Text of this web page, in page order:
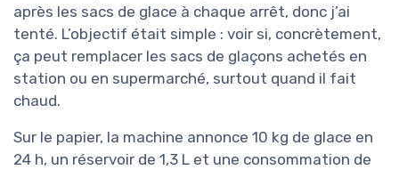
après les sacs de glace à chaque arrêt, donc j’ai
tenté. L’objectif était simple : voir si, concrètement,
ça peut remplacer les sacs de glaçons achetés en
station ou en supermarché, surtout quand il fait
chaud.
Sur le papier, la machine annonce 10 kg de glace en
24 h, un réservoir de 1,3 L et une consommation de